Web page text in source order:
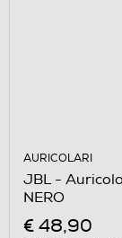
AURICOLARI
JBL -
NERO
€ 48,90